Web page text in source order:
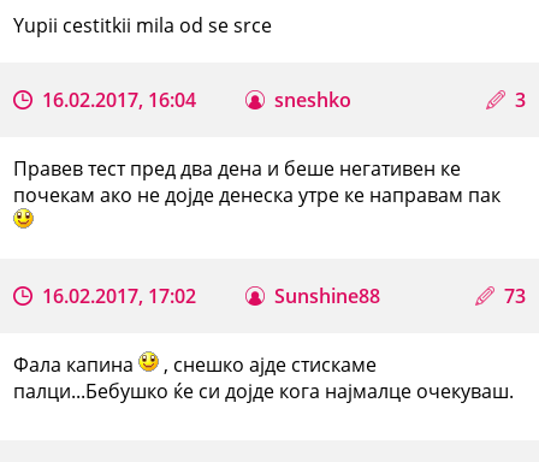
Yupii cestitkii mila od se srce
16.02.2017, 16:04 sneshko 3
Правев тест пред два дена и беше негативен ке
почекам ако не дојде денеска утре ке направам пак
16.02.2017, 17:02 Sunshine88 73
Фала капина
, снешко ајде стискаме
палци...Бебушко ќе си дојде кога најмалце очекуваш.